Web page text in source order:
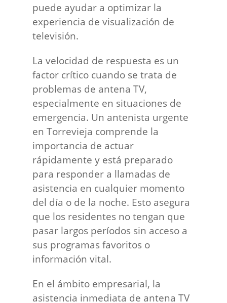
puede ayudar a optimizar la
experiencia de visualización de
televisión.
La velocidad de respuesta es un
factor crítico cuando se trata de
problemas de antena TV,
especialmente en situaciones de
emergencia. Un antenista urgente
en Torrevieja comprende la
importancia de actuar
rápidamente y está preparado
para responder a llamadas de
asistencia en cualquier momento
del día o de la noche. Esto asegura
que los residentes no tengan que
pasar largos períodos sin acceso a
sus programas favoritos o
información vital.
En el ámbito empresarial, la
asistencia inmediata de antena TV